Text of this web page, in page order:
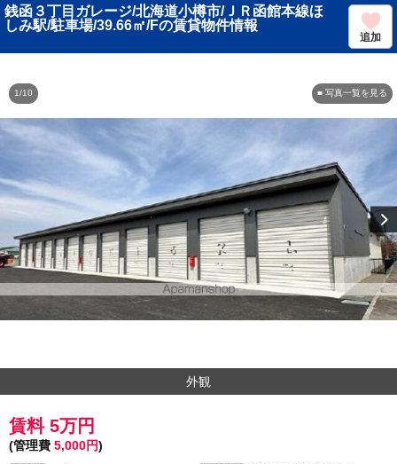
銭函３丁目ガレージ/北海道小樽市/ＪＲ函館本線ほ
しみ駅/駐車場/39.66㎡/Fの賃貸物件情報
追加
■ 写真一覧を見る
1/10
外観
賃料 5万円
(管理費 5,000円)